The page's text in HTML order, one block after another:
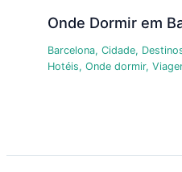
Onde Dormir em
Barcelona, Cidade,
Hotéis, Onde dormir,